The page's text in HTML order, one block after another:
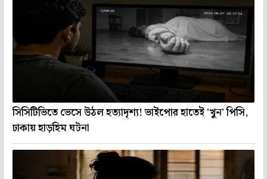
সিসিটিভিতে ভেসে উঠল হত্যাদৃশ্য! ভাইপোর হাতেই 'খুন' পিসি,
ঢাকায় হাড়হিম ঘটনা